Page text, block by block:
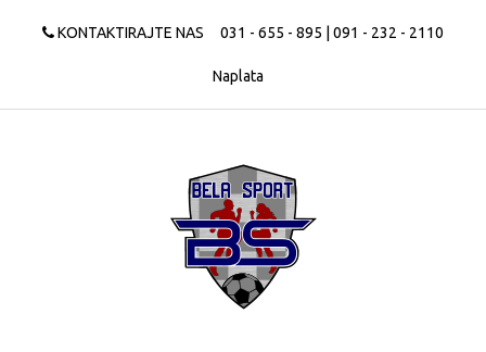
KONTAKTIRAJTE NAS 031 - 655 - 895 | 091 - 232 - 2110
Naplata